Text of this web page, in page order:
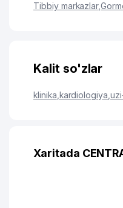
Tibbiy markazlar,
Kalit so'zlar
klinika kardiologiya
Xaritada